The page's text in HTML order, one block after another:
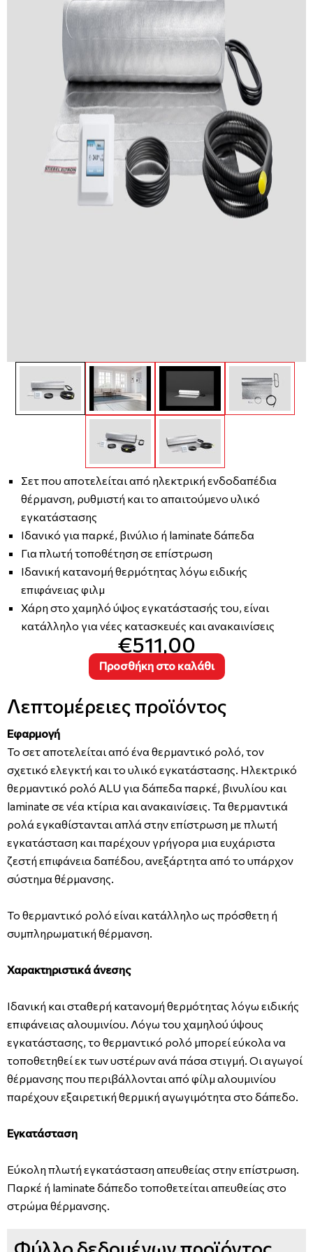
Σετ που αποτελείται από ηλεκτρική ενδοδαπέδια
θέρμανση, ρυθμιστή και το απαιτούμενο υλικό
εγκατάστασης
Ιδανικό για παρκέ, βινύλιο ή laminate δάπεδα
Για πλωτή τοποθέτηση σε επίστρωση
Ιδανική κατανομή θερμότητας λόγω ειδικής
επιφάνειας φιλμ
Χάρη στο χαμηλό ύψος εγκατάστασής του, είναι
κατάλληλο για νέες κατασκευές και ανακαινίσεις
€511,00
Προσθήκη στο καλάθι
Λεπτομέρειες προϊόντος
Εφαρμογή
Το σετ αποτελείται από ένα θερμαντικό ρολό, τον
σχετικό ελεγκτή και το υλικό εγκατάστασης. Ηλεκτρικό
θερμαντικό ρολό ALU για δάπεδα παρκέ, βινυλίου και
laminate σε νέα κτίρια και ανακαινίσεις. Τα θερμαντικά
ρολά εγκαθίστανται απλά στην επίστρωση με πλωτή
εγκατάσταση και παρέχουν γρήγορα μια ευχάριστα
ζεστή επιφάνεια δαπέδου, ανεξάρτητα από το υπάρχον
σύστημα θέρμανσης.
Το θερμαντικό ρολό είναι κατάλληλο ως πρόσθετη ή
συμπληρωματική θέρμανση.
Χαρακτηριστικά άνεσης
Ιδανική και σταθερή κατανομή θερμότητας λόγω ειδικής
επιφάνειας αλουμινίου. Λόγω του χαμηλού ύψους
εγκατάστασης, το θερμαντικό ρολό μπορεί εύκολα να
τοποθετηθεί εκ των υστέρων ανά πάσα στιγμή. Οι αγωγοί
θέρμανσης που περιβάλλονται από φίλμ αλουμινίου
παρέχουν εξαιρετική θερμική αγωγιμότητα στο δάπεδο.
Εγκατάσταση
Εύκολη πλωτή εγκατάσταση απευθείας στην επίστρωση.
Παρκέ ή laminate δάπεδο τοποθετείται απευθείας στο
στρώμα θέρμανσης.